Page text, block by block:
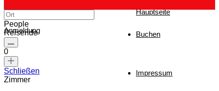
Hauptseite
Buchen
Impressum
Anmeldung
People
Reisende
0
Schließen
Zimmer